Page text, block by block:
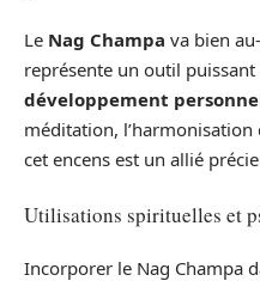
Le Nag Champa va bien
représente un outil
développement
méditation,
cet encens est un allié
Utilisations spirituelles et
Incorporer le Nag Champa